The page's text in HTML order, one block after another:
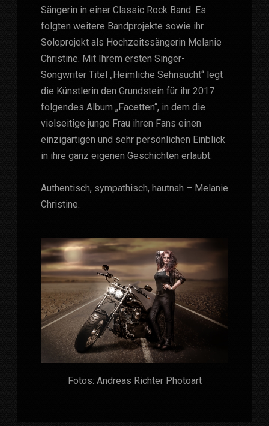
Sängerin in einer Classic Rock Band. Es
folgten weitere Bandprojekte sowie ihr
Soloprojekt als Hochzeitssängerin Melanie
Christine. Mit Ihrem ersten Singer-
Songwriter Titel „Heimliche Sehnsucht“ legt
die Künstlerin den Grundstein für ihr 2017
folgendes Album „Facetten“, in dem die
vielseitige junge Frau ihren Fans einen
einzigartigen und sehr persönlichen Einblick
in ihre ganz eigenen Geschichten erlaubt.
Authentisch, sympathisch, hautnah – Melanie
Christine.
Fotos: Andreas Richter Photoart